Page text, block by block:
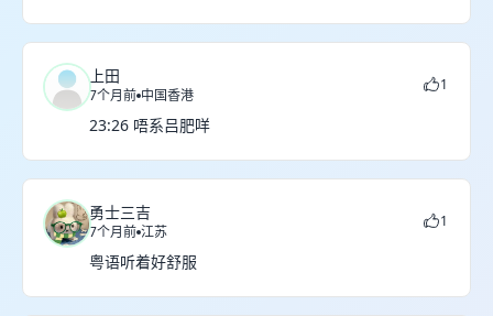
上田
7个月前 中国香港
1
23:26 唔系吕肥咩
勇士三吉
7个月前 江苏
1
粤语听着好舒服